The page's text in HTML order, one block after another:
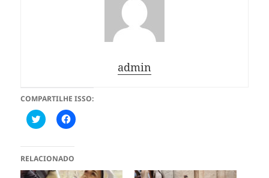
admin
COMPARTILHE ISSO:
C
l
u
e
p
a
C
l
u
e
p
a
RELACIONADO